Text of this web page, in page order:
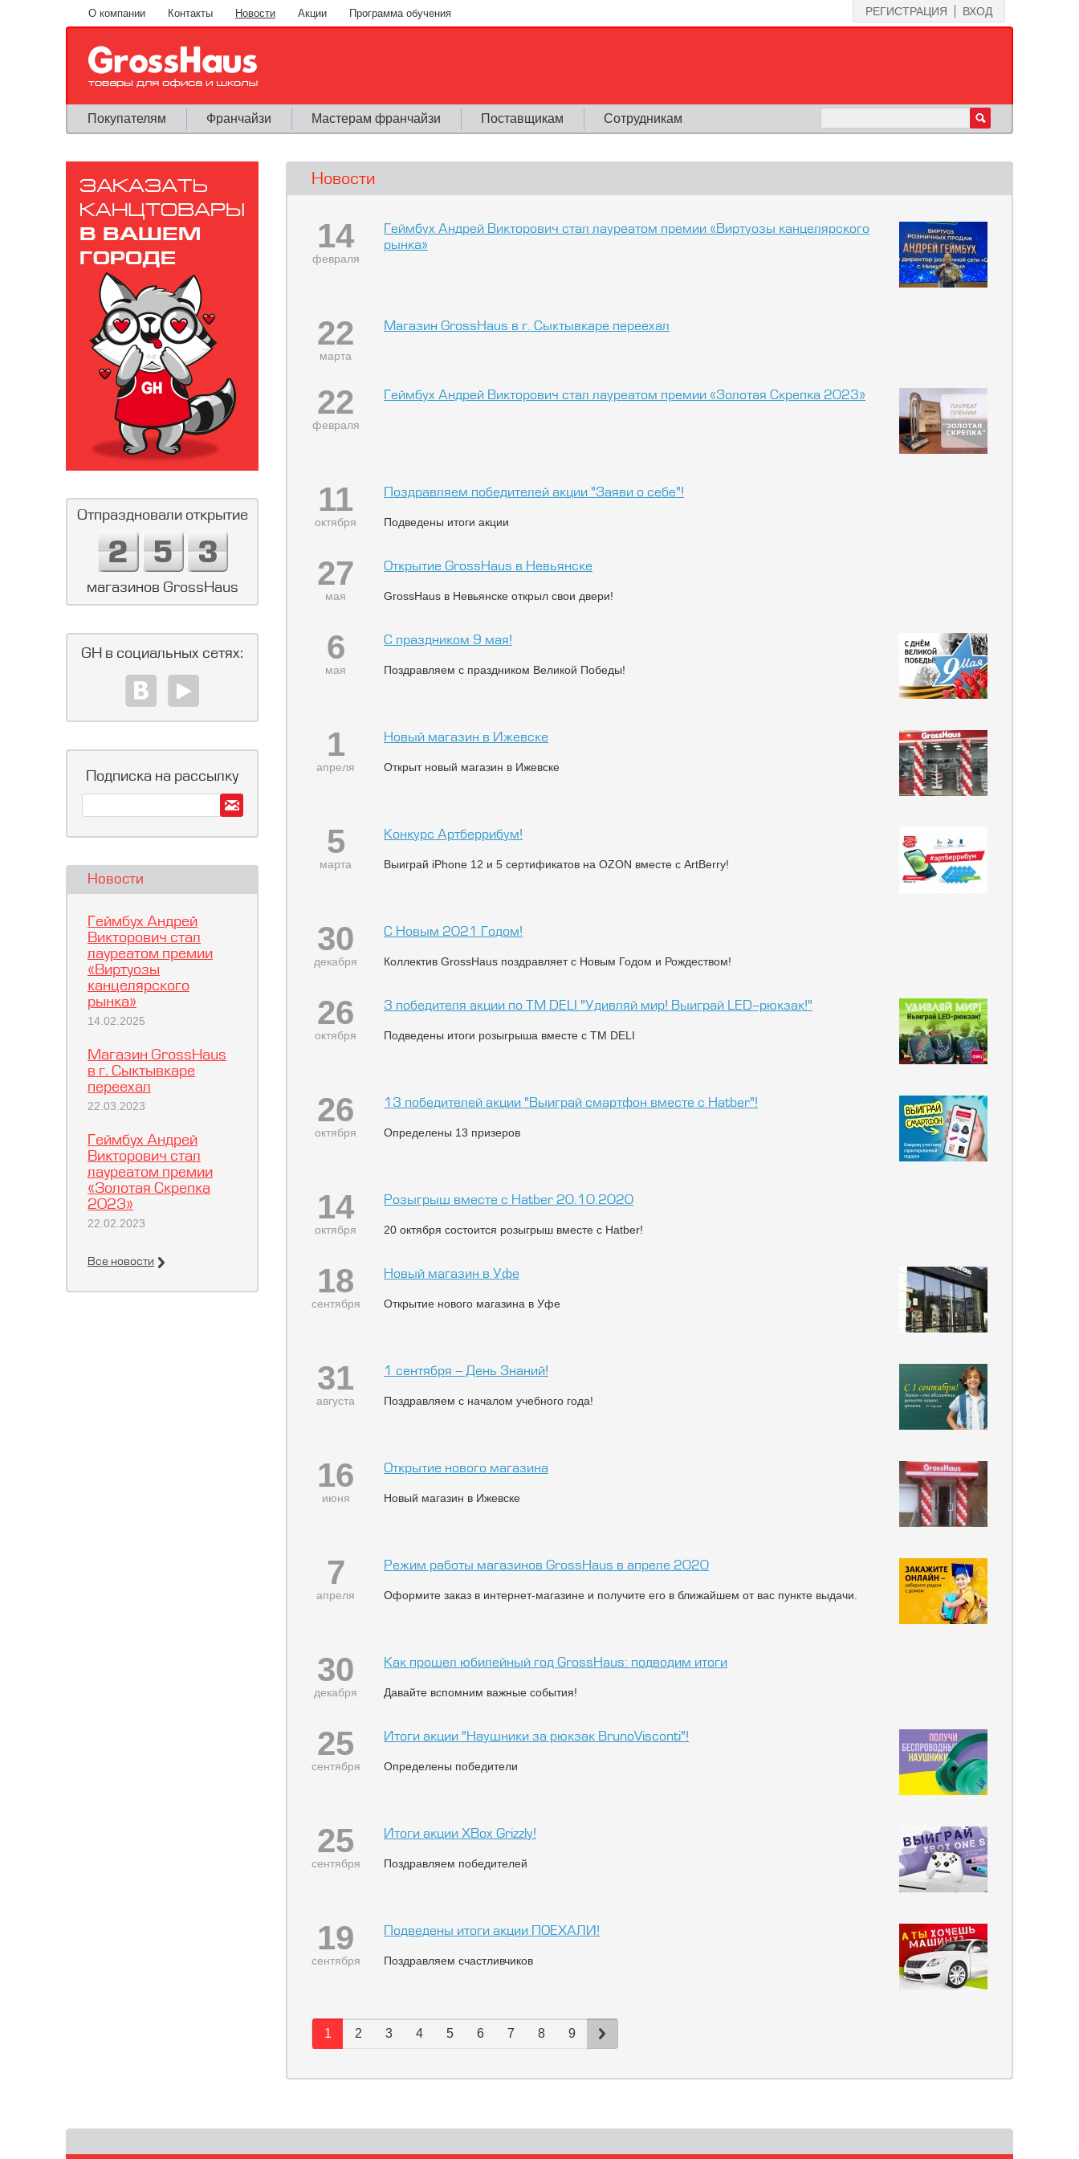
Перейти к основному содержанию РЕГИСТРАЦИЯ ВХОД
О компании Контакты Новости Акции Программа обучения
Покупателям Франчайзи Мастерам франчайзи Поставщикам Сотрудникам
Новости
14
февраля
Геймбух Андрей Викторович стал лауреатом премии «Виртуозы канцелярского
рынка»
22
марта
Магазин GrossHaus в г. Сыктывкаре переехал
22
февраля
Геймбух Андрей Викторович стал лауреатом премии «Золотая Скрепка 2023»
11
октября
Поздравляем победителей акции "Заяви о себе"!
Подведены итоги акции
27
мая
Открытие GrossHaus в Невьянске
GrossHaus в Невьянске открыл свои двери!
6
мая
С праздником 9 мая!
Поздравляем с праздником Великой Победы!
1
апреля
Новый магазин в Ижевске
Открыт новый магазин в Ижевске
5
марта
Конкурс Артберрибум!
Выиграй iPhone 12 и 5 cертификатов на OZON вместе с ArtBerry!
30
декабря
С Новым 2021 Годом!
Коллектив GrossHaus поздравляет с Новым Годом и Рождеством!
26
октября
3 победителя акции по ТМ DELI "Удивляй мир! Выиграй LED-рюкзак!"
Подведены итоги розыгрыша вместе с ТМ DELI
26
октября
13 победителей акции "Выиграй смартфон вместе с Hatber"!
Определены 13 призеров
14
октября
Розыгрыш вместе с Hatber 20.10.2020
20 октября состоится розыгрыш вместе с Hatber!
18
сентября
Новый магазин в Уфе
Открытие нового магазина в Уфе
31
августа
1 сентября - День Знаний!
Поздравляем с началом учебного года!
16
июня
Открытие нового магазина
Новый магазин в Ижевске
7
апреля
Режим работы магазинов GrossHaus в апреле 2020
Оформите заказ в интернет-магазине и получите его в ближайшем от вас пункте выдачи.
30
декабря
Как прошел юбилейный год GrossHaus: подводим итоги
Давайте вспомним важные события!
25
сентября
Итоги акции "Наушники за рюкзак BrunoVisconti"!
Определены победители
25
сентября
Итоги акции XBox Grizzly!
Поздравляем победителей
19
сентября
Подведены итоги акции ПОЕХАЛИ!
Поздравляем счастливчиков
1 2 3 4 5 6 7 8 9
Отпраздновали открытие
магазинов GrossHaus
GH в социальных сетях:
Подписка на рассылку
Новости
Геймбух Андрей
Викторович стал
лауреатом премии
«Виртуозы
канцелярского
рынка»
14.02.2025
Магазин GrossHaus
в г. Сыктывкаре
переехал
22.03.2023
Геймбух Андрей
Викторович стал
лауреатом премии
«Золотая Скрепка
2023»
22.02.2023
Все новости